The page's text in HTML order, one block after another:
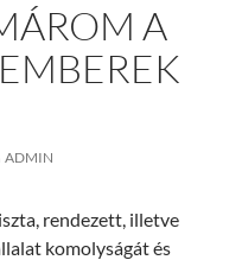
A
ADMIN
rendezett, illetve
komolyságát és